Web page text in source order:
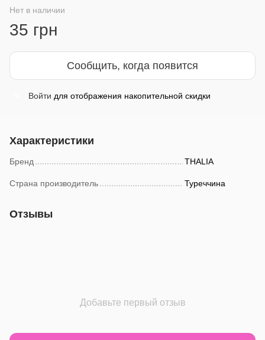
Нет в наличии
35 грн
Сообщить, когда появится
Войти для отображения накопительной скидки
Характеристики
Бренд THALIA
Страна производитель Туреччина
Отзывы
Добавьте первый отзыв